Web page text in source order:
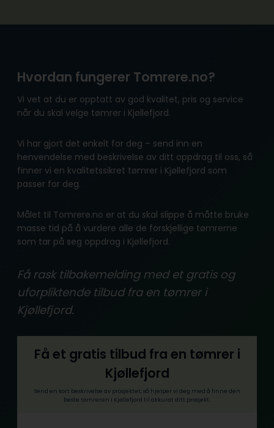
Hvordan fungerer Tomrere.no?
Vi vet at du er opptatt av god kvalitet, pris og service
når du skal velge tømrer i Kjøllefjord.
Vi har gjort det enkelt for deg – send inn en
henvendelse med beskrivelse av ditt oppdrag til oss, så
finner vi en kvalitetssikret tømrer i Kjøllefjord som
passer for deg.
Målet til Tomrere.no er at du skal slippe å måtte bruke
masse tid på å vurdere alle de forskjellige tømrerne
som tar på seg oppdrag i Kjøllefjord.
Få rask tilbakemelding med et gratis og
uforpliktende tilbud fra en tømrer i
Kjøllefjord.
Få et gratis tilbud fra en tømrer i
Kjøllefjord
Send en kort beskrivelse av prosjektet, så hjelper vi deg med å finne den
beste tømreren i Kjøllefjord til akkurat ditt prosjekt.